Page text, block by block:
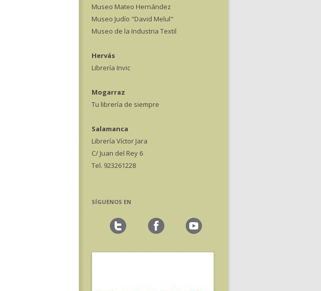
Museo Mateo Hernández
Museo Judío "David Melul"
Museo de la Industria Textil
Hervás
Librería Invic
Mogarraz
Tu librería de siempre
Salamanca
Librería Víctor Jara
C/ Juan del Rey 6
Tel. 923261228
SÍGUENOS EN